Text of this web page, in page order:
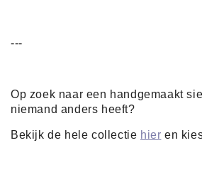
---
Op zoek naar een handgemaakt
niemand anders heeft?
Bekijk de hele collectie hier en